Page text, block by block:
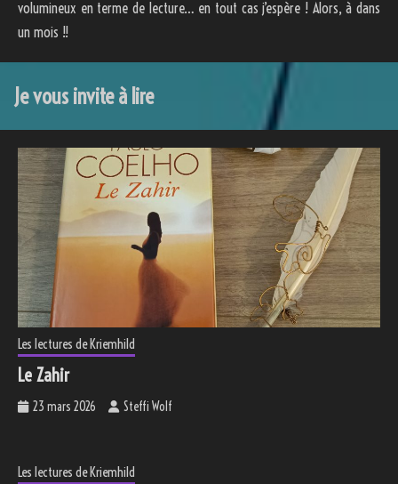
volumineux en terme de lecture… en tout cas j’espère ! Alors, à dans
un mois !!
Je vous invite à lire
Les lectures de Kriemhild
Le Zahir
23 mars 2026 Steffi Wolf
Les lectures de Kriemhild